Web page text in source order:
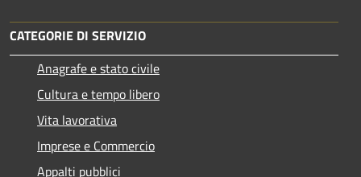
CATEGORIE DI SERVIZIO
Anagrafe e stato civile
Cultura e tempo libero
Vita lavorativa
Imprese e Commercio
Appalti pubblici